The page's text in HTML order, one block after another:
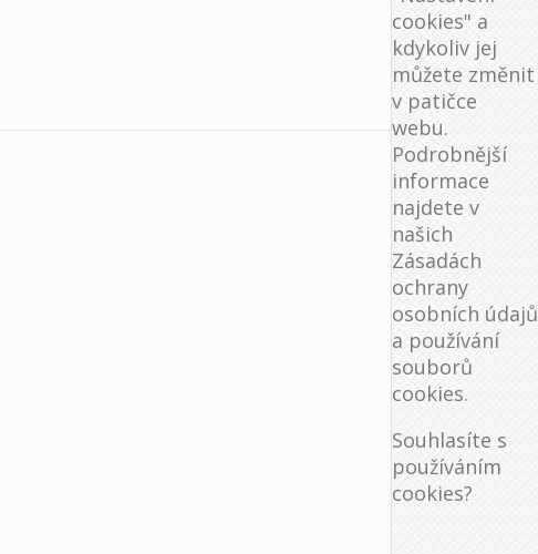
cookies" a
kdykoliv jej
můžete změnit
v patičce
webu.
Podrobnější
informace
najdete v
našich
Zásadách
ochrany
osobních údajů
a používání
souborů
cookies.
Souhlasíte s
používáním
cookies?